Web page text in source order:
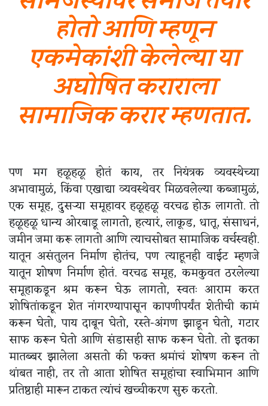
होतो आणि म्हणून
एकमेकांशी केलेल्या या
अघोषित कराराला
सामाजिक करार म्हणतात.
पण मग हळूहळू होतं काय, तर नियंत्रक व्यवस्थेच्या
अभावामुळं, किंवा एखाद्या व्यवस्थेवर मिळवलेल्या कब्जामुळं,
एक समूह, दुसऱ्या समूहावर हळूहळू वरचढ होऊ लागतो. तो
हळूहळू धान्य ओरबाडू लागतो, हत्यारं, लाकूड, धातू, संसाधनं,
जमीन जमा करू लागतो आणि त्याचसोबत सामाजिक वर्चस्वही.
यातून असंतुलन निर्माण होतंच, पण त्याहूनही वाईट म्हणजे
यातून शोषण निर्माण होतं. वरचढ समूह, कमकुवत ठरलेल्या
समूहाकडून श्रम करून घेऊ लागतो, स्वतः आराम करत
शोषितांकडून शेत नांगरण्यापासून कापणीपर्यंत शेतीची कामं
करून घेतो, पाय दाबून घेतो, रस्ते-अंगण झाडून घेतो, गटार
साफ करून घेतो आणि संडासही साफ करून घेतो. तो इतका
मातब्बर झालेला असतो की फक्त श्रमांचं शोषण करून तो
थांबत नाही, तर तो आता शोषित समूहांचा स्वाभिमान आणि
प्रतिष्ठाही मारून टाकत त्यांचं खच्चीकरण सुरु करतो.